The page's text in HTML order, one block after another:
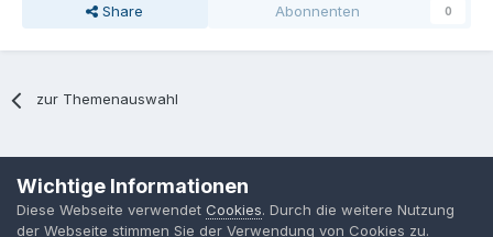
Share Abonnenten 0
zur Themenauswahl
MPP-Engineering
Powered by Invision Community
Wichtige Informationen
Diese Webseite verwendet Cookies. Durch die weitere Nutzung
der Webseite stimmen Sie der Verwendung von Cookies zu.